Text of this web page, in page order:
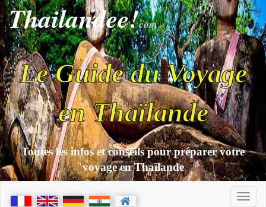
Thailandee!com
Le Guide du Voyage
en Thaïlande
Toutes les infos et conseils pour préparer votre
voyage en Thaïlande